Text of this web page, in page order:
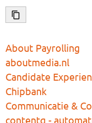
About Payrolling
aboutmedia.nl
Candidate
Chipbank
Communicatie & Co
contentq -